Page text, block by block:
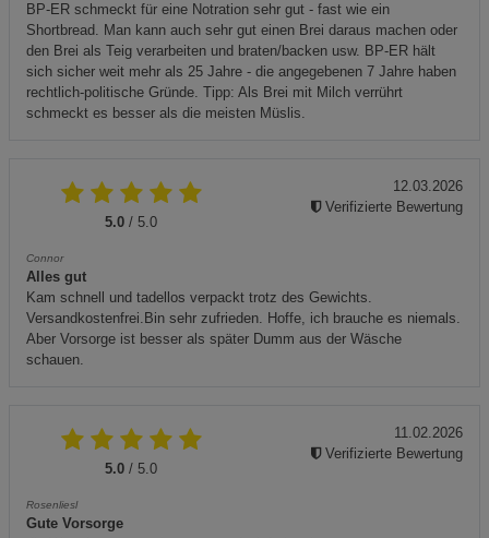
BP-ER schmeckt für eine Notration sehr gut - fast wie ein
Shortbread. Man kann auch sehr gut einen Brei daraus machen oder
den Brei als Teig verarbeiten und braten/backen usw. BP-ER hält
sich sicher weit mehr als 25 Jahre - die angegebenen 7 Jahre haben
rechtlich-politische Gründe. Tipp: Als Brei mit Milch verrührt
schmeckt es besser als die meisten Müslis.
5.0 / 5.0
Connor
Alles gut
Kam schnell und tadellos verpackt trotz des Gewichts.
Versandkostenfrei.Bin sehr zufrieden. Hoffe, ich brauche es niemals.
Aber Vorsorge ist besser als später Dumm aus der Wäsche
schauen.
12.03.2026
Verifizierte Bewertung
5.0 / 5.0
Rosenliesl
Gute Vorsorge
11.02.2026
Verifizierte Bewertung